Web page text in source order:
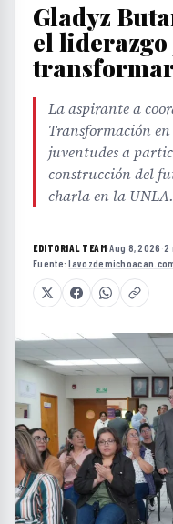
Gladyz
el
La aspirante a
Transformación
juventudes a
construcción del
charla en la UNLA.
EDITORIAL TEAM·Aug 8, 2026 ·2
Fuente: